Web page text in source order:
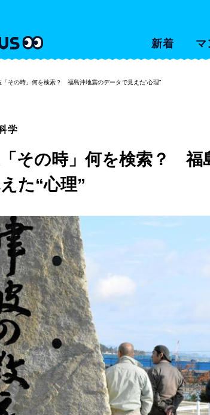
新着 マ
「その時」何を検索？ 福島沖地震のデータで見えた“心理”
学
その時」何を検索？ 福
た“心理”